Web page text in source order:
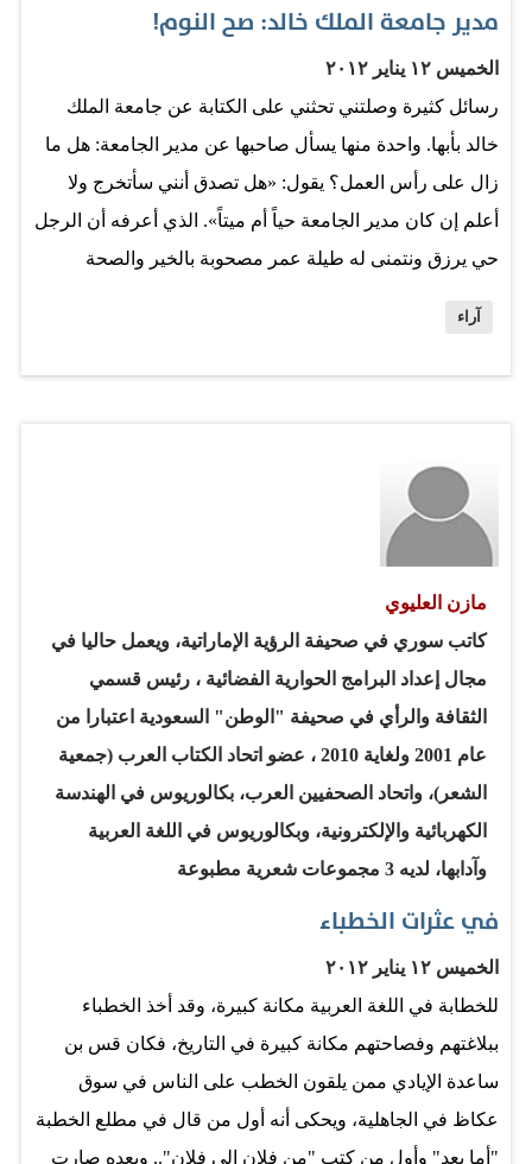
يتوانى عن القتل والتعذيب، بكل أشكال الهمجية والانتقام،
طالما ظهر صوت سوري يطالب بحريته. بشار الأسد، مثل كل
متغطرس سبقه، لا يمكنه تصديق أن الشعب فعلاً يريد
الإصلاح، ناهيك عن المطالبة بإسقاط…
مدير جامعة الملك خالد: صح النوم!
الخميس ١٢ يناير ٢٠١٢
رسائل كثيرة وصلتني تحثني على الكتابة عن جامعة الملك
خالد بأبها. واحدة منها يسأل صاحبها عن مدير الجامعة: هل ما
زال على رأس العمل؟ يقول: «هل تصدق أنني سأتخرج ولا
أعلم إن كان مدير الجامعة حياً أم ميتاً». الذي أعرفه أن الرجل
حي يرزق ونتمنى له طيلة عمر مصحوبة بالخير والصحة
الملك خالد وأخواتها في جيزان ونجران وحايل وغيرها، بجدالنا
بها مسؤوليات «تنموية» مهمة خاصة أنها «الجامعة الأم» في
الجنوب. كنا ننتظر من هذه الجامعة أدواراً مهمة تبحث في
أسباب تأخر مشروعات التنمية في منطقتها وقضايا مجتمعها
على أصعدة الاقتصاد والتعليم والثقافة. المنتظر من جامعات
ما يسمى بــ»الأطراف» أن تسهم بكل ما يمكنها في الدفع
بالتنمية لما يجعل من تلك «الأطراف» مراكز متميزة…
آراء
مازن العليوي
كاتب سوري في صحيفة الرؤية الإماراتية، ويعمل حاليا في
مجال إعداد البرامج الحوارية الفضائية ، رئيس قسمي
الثقافة والرأي في صحيفة "الوطن" السعودية اعتبارا من
عام 2001 ولغاية 2010 ، عضو اتحاد الكتاب العرب (جمعية
الشعر)، واتحاد الصحفيين العرب، بكالوريوس في الهندسة
الكهربائية والإلكترونية، وبكالوريوس في اللغة العربية
وآدابها، لديه 3 مجموعات شعرية مطبوعة
في عثرات الخطباء
الخميس ١٢ يناير ٢٠١٢
للخطابة في اللغة العربية مكانة كبيرة، وقد أخذ الخطباء
ببلاغتهم وفصاحتهم مكانة كبيرة في التاريخ، فكان قس بن
ساعدة الإيادي ممن يلقون الخطب على الناس في سوق
عكاظ في الجاهلية، ويحكى أنه أول من قال في مطلع الخطبة
"أما بعد" وأول من كتب "من فلان إلى فلان".. وبعده صارت